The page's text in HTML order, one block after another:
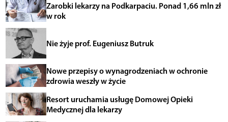
Zarobki lekarzy na Podkarpaciu. Ponad 1,66 mln zł
w rok
Nie żyje prof. Eugeniusz Butruk
Nowe przepisy o wynagrodzeniach w ochronie
zdrowia weszły w życie
Resort uruchamia usługę Domowej Opieki
Medycznej dla lekarzy